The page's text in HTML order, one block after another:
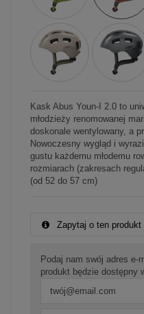
Kask Abus Youn-I 2.0 to
młodzieży renomowanej
doskonale wentylowany, a
Nowoczesny wygląd i
gustu każdemu młodemu
rozmiarach (zakresach
(od 52 do 57 cm)
Zapytaj o ten produkt
Podaj nam swój adres e-
produkt będzie dostępny